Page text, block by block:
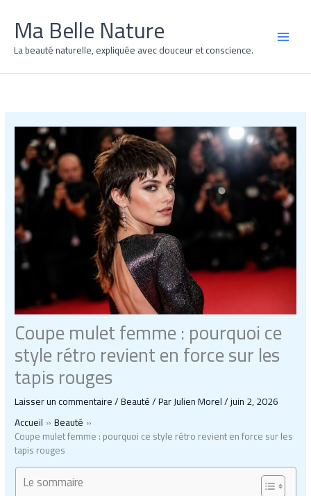
contenuMa Belle Nature
La beauté naturelle, expliquée avec douceur et conscience.
Coupe mulet femme : pourquoi ce
style rétro revient en force sur les
tapis rouges
Laisser un commentaire/Beauté/ ParJulien Morel/juin 2, 2026
Accueil
Beauté
Coupe mulet femme : pourquoi ce style rétro revient en force sur les
tapis rouges
Le sommaire